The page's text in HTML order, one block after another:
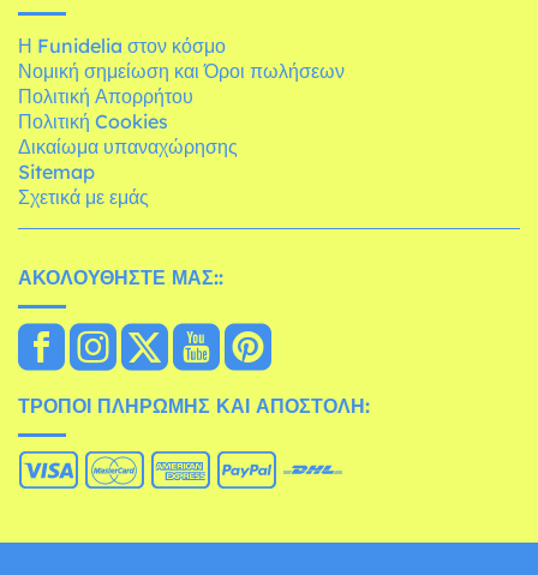
Η Funidelia στον κόσμο
Νομική σημείωση και Όροι πωλήσεων
Πολιτική Απορρήτου
Πολιτική Cookies
Δικαίωμα υπαναχώρησης
Sitemap
Σχετικά με εμάς
ΑΚΟΛΟΥΘΉΣΤΕ ΜΑΣ::
ΤΡΌΠΟΙ ΠΛΗΡΩΜΉΣ ΚΑΙ ΑΠΟΣΤΟΛΉ: